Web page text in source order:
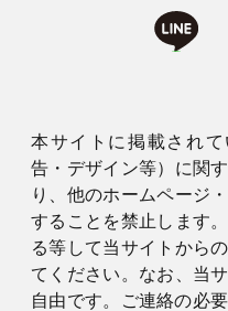
本サイトに掲載され
告・デザイン等）に関
り、他のホームページ
することを禁止します
る等して当サイトから
てください。なお、当
自由です。ご連絡の必